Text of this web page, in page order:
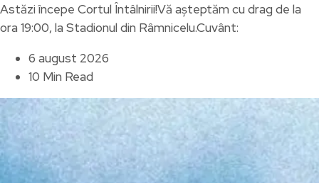
Astăzi începe Cortul Întâlnirii!Vă așteptăm cu drag de la
ora 19:00, la Stadionul din Râmnicelu.Cuvânt:
6 august 2026
10 Min Read